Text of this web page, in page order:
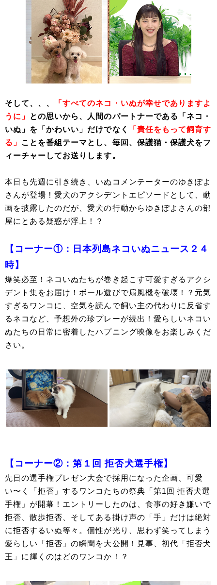
そして、、、
「すべてのネコ・いぬが幸せでありますよ
うに」
との思いから、人間のパートナーである「ネコ・
いぬ」を「かわいい」だけでなく
「責任をもって飼育す
る」
ことを番組テーマとし、毎回、保護猫・保護犬をフ
ィーチャーしてお送りします。
本日も先週に引き続き、いぬコメンテーターのゆきぽよ
さんが登場！愛犬のアクシデントエピソードとして、動
画を披露したのだが、愛犬の行動からゆきぽよさんの部
屋にとある疑惑が浮上！？
【コーナー①：日本列島ネコいぬニュース２４
時】
爆笑必至！ネコいぬたちが巻き起こす可愛すぎるアクシ
デント集をお届け！ボール遊びで扇風機を破壊！？元気
すぎるワンコに、空気を読んで飼い主の代わりに反省す
るネコなど、予想外の珍プレーが続出！愛らしいネコい
ぬたちの日常に密着したハプニング映像をお楽しみくだ
さい。
【コーナー②：第１回 拒否犬選手権】
先日の選手権プレゼン大会で採用になった企画、可愛
い〜く「拒否」するワンコたちの祭典「第1回 拒否犬選
手権」が開幕！エントリーしたのは、食事の好き嫌いで
拒否、散歩拒否、そしてある掛け声の「手」だけは絶対
に拒否するいぬ等々。個性が光り、思わず笑ってしまう
愛らしい「拒否」の瞬間を大公開！見事、初代「拒否犬
王」に輝くのはどのワンコか！？